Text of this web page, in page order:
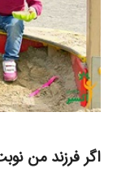
اگر فرزند من